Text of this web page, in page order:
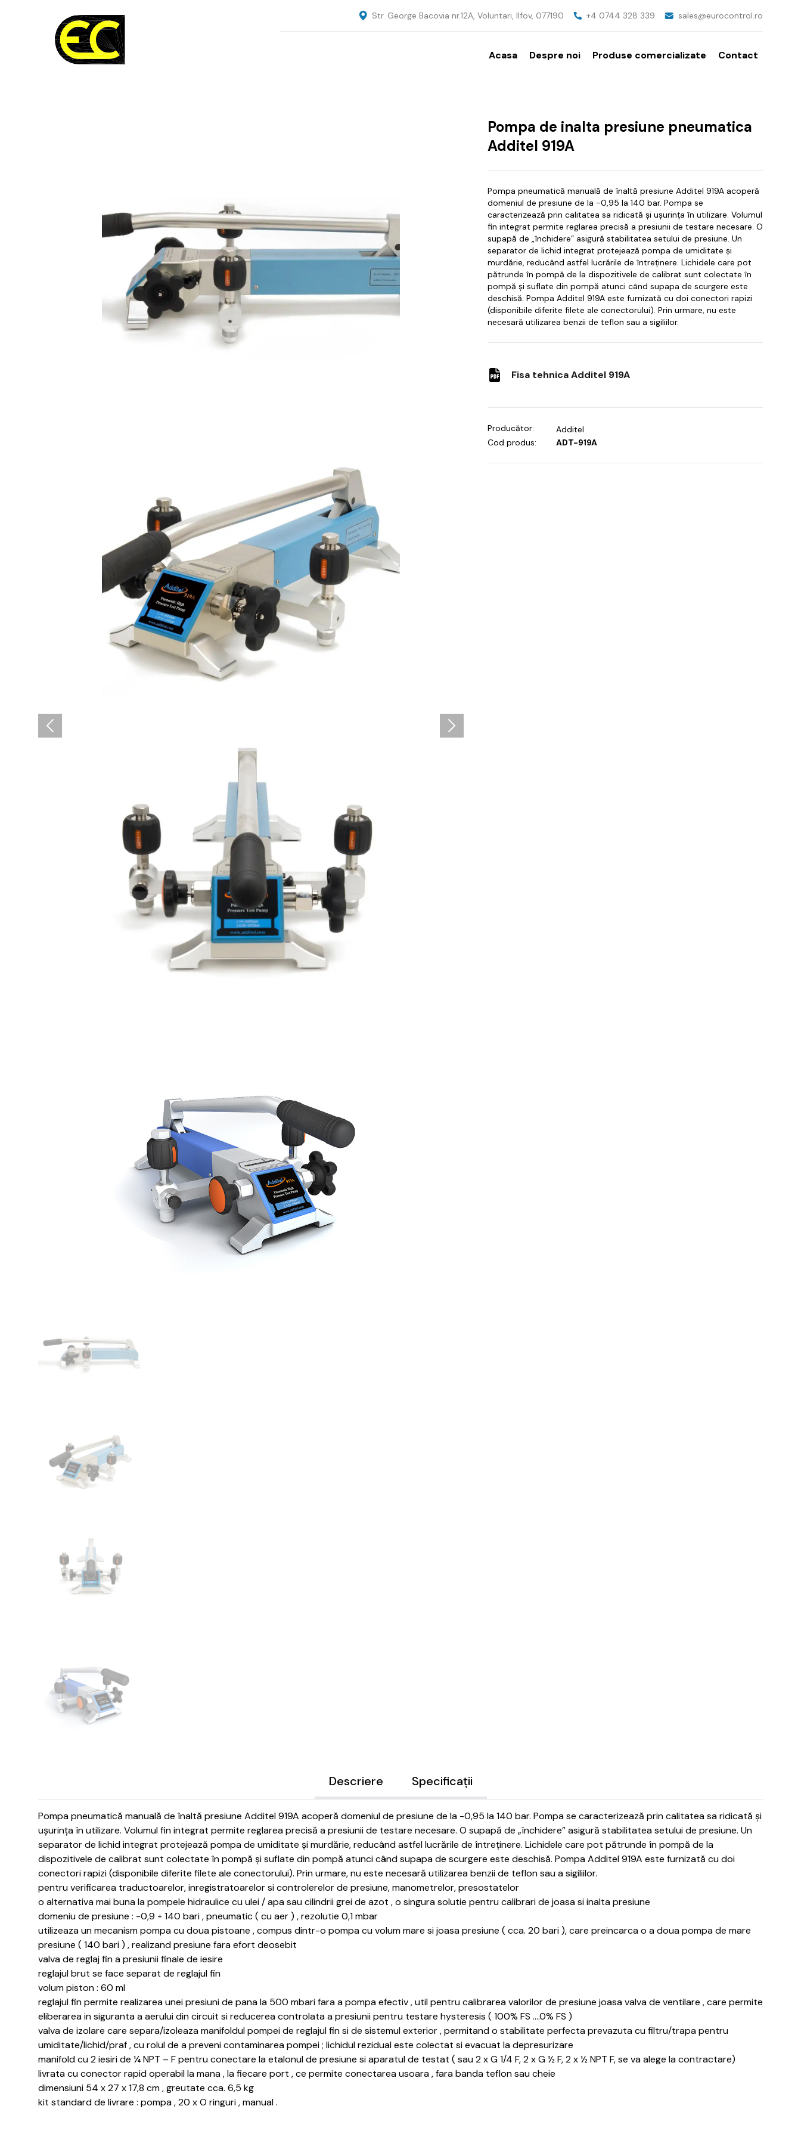
Str. George Bacovia nr.12A, Voluntari, Ilfov, 077190 +4 0744 328 339 sales@eurocontrol.ro
Acasa Despre noi Produse comercializate Contact
Pompa de inalta presiune pneumatica
Additel 919A
Pompa pneumatică manuală de înaltă presiune Additel 919A acoperă
domeniul de presiune de la -0,95 la 140 bar. Pompa se
caracterizează prin calitatea sa ridicată și ușurința în utilizare. Volumul
fin integrat permite reglarea precisă a presiunii de testare necesare. O
supapă de „închidere” asigură stabilitatea setului de presiune. Un
separator de lichid integrat protejează pompa de umiditate și
murdărie, reducând astfel lucrările de întreținere. Lichidele care pot
pătrunde în pompă de la dispozitivele de calibrat sunt colectate în
pompă și suflate din pompă atunci când supapa de scurgere este
deschisă. Pompa Additel 919A este furnizată cu doi conectori rapizi
(disponibile diferite filete ale conectorului). Prin urmare, nu este
necesară utilizarea benzii de teflon sau a sigiliilor.
Fisa tehnica Additel 919A
Producător:
Additel
Cod produs:
ADT-919A
Descriere Specificații
Pompa pneumatică manuală de înaltă presiune Additel 919A acoperă domeniul de presiune de la -0,95 la 140 bar. Pompa se caracterizează prin calitatea sa ridicată și
ușurința în utilizare. Volumul fin integrat permite reglarea precisă a presiunii de testare necesare. O supapă de „închidere” asigură stabilitatea setului de presiune. Un
separator de lichid integrat protejează pompa de umiditate și murdărie, reducând astfel lucrările de întreținere. Lichidele care pot pătrunde în pompă de la
dispozitivele de calibrat sunt colectate în pompă și suflate din pompă atunci când supapa de scurgere este deschisă. Pompa Additel 919A este furnizată cu doi
conectori rapizi (disponibile diferite filete ale conectorului). Prin urmare, nu este necesară utilizarea benzii de teflon sau a sigiliilor.
pentru verificarea traductoarelor, inregistratoarelor si controlerelor de presiune, manometrelor, presostatelor
o alternativa mai buna la pompele hidraulice cu ulei / apa sau cilindrii grei de azot , o singura solutie pentru calibrari de joasa si inalta presiune
domeniu de presiune : -0,9 ÷ 140 bari , pneumatic ( cu aer ) , rezolutie 0,1 mbar
utilizeaza un mecanism pompa cu doua pistoane , compus dintr-o pompa cu volum mare si joasa presiune ( cca. 20 bari ), care preincarca o a doua pompa de mare
presiune ( 140 bari ) , realizand presiune fara efort deosebit
valva de reglaj fin a presiunii finale de iesire
reglajul brut se face separat de reglajul fin
volum piston : 60 ml
reglajul fin permite realizarea unei presiuni de pana la 500 mbari fara a pompa efectiv , util pentru calibrarea valorilor de presiune joasa valva de ventilare , care permite
eliberarea in siguranta a aerului din circuit si reducerea controlata a presiunii pentru testare hysteresis ( 100% FS ….0% FS )
valva de izolare care separa/izoleaza manifoldul pompei de reglajul fin si de sistemul exterior , permitand o stabilitate perfecta prevazuta cu filtru/trapa pentru
umiditate/lichid/praf , cu rolul de a preveni contaminarea pompei ; lichidul rezidual este colectat si evacuat la depresurizare
manifold cu 2 iesiri de ¼ NPT – F pentru conectare la etalonul de presiune si aparatul de testat ( sau 2 x G 1/4 F, 2 x G ½ F, 2 x ½ NPT F, se va alege la contractare)
livrata cu conector rapid operabil la mana , la fiecare port , ce permite conectarea usoara , fara banda teflon sau cheie
dimensiuni 54 x 27 x 17,8 cm , greutate cca. 6,5 kg
kit standard de livrare : pompa , 20 x O ringuri , manual .